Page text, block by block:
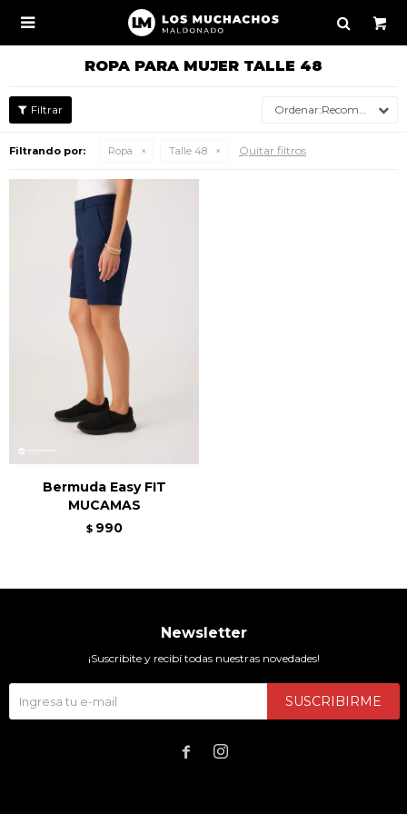

ROPA PARA MUJER TALLE 48
Recomendados
Filtrando por: Ropa Talle 48 Quitar filtros
Bermuda Easy FIT
MUCAMAS
$ 990
Newsletter
¡Suscribite y recibí todas nuestras novedades!
SUSCRIBIRME
 